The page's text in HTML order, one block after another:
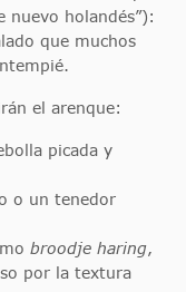
nuevo holandés”):
que muchos
el arenque:
picada y
o un tenedor
broodje haring,
por la textura